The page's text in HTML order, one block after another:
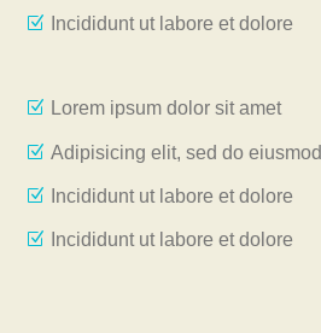
Incididunt ut labore et dolore
Lorem ipsum dolor sit amet
Adipisicing elit, sed do eiusmod
Incididunt ut labore et dolore
Incididunt ut labore et dolore